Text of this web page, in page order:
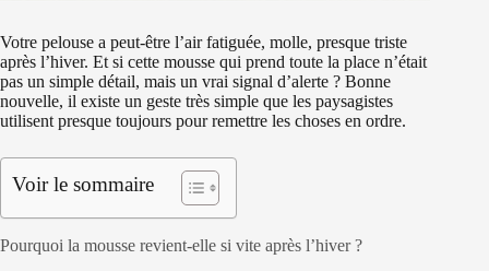
Votre pelouse a peut-être l’air fatiguée, molle, presque triste
après l’hiver. Et si cette mousse qui prend toute la place n’était
pas un simple détail, mais un vrai signal d’alerte ? Bonne
nouvelle, il existe un geste très simple que les paysagistes
utilisent presque toujours pour remettre les choses en ordre.
Voir le sommaire
Pourquoi la mousse revient-elle si vite après l’hiver ?